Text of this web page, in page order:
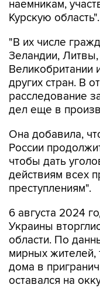
наемникам,
Курскую область".
"В их числе
Зеландии,
Великобритании
других стран. В
расследование
дел еще в
Она добавила,
России
чтобы дать
действиям всех
преступлениям".
6 августа 2024
Украины
области. По
мирных жителей,
дома в
оставался на